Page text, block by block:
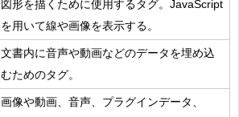
図形を描くために使用するタグ。JavaScript
を用いて線や画像を表示する。
文書内に音声や動画などのデータを埋め込
むためのタグ。
画像や動画、音声、プラグインデータ、